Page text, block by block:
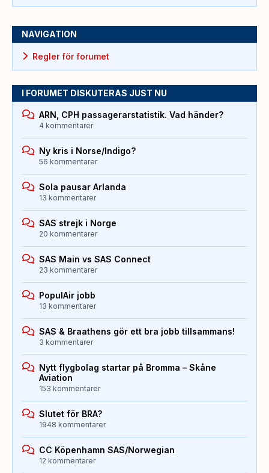
NAVIGATION
Regler för forumet
I FORUMET DISKUTERAS JUST NU
ARN, CPH passagerarstatistik. Vad händer?
4 kommentarer
Ny kris i Norse/Indigo?
56 kommentarer
Sola pausar Arlanda
13 kommentarer
SAS strejk i Norge
20 kommentarer
SAS Main vs SAS Connect
23 kommentarer
PopulAir jobb
13 kommentarer
SAS & Braathens gör ett bra jobb tillsammans!
3 kommentarer
Nytt flygbolag startar på Bromma – Skåne
Aviation
153 kommentarer
Slutet för BRA?
1948 kommentarer
CC Köpenhamn SAS/Norwegian
12 kommentarer